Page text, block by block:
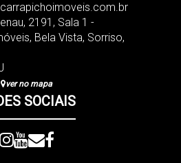
, 2191 , Sala 1 -
, Bela Vista, Sorriso,
ver no mapa
SOCIAIS